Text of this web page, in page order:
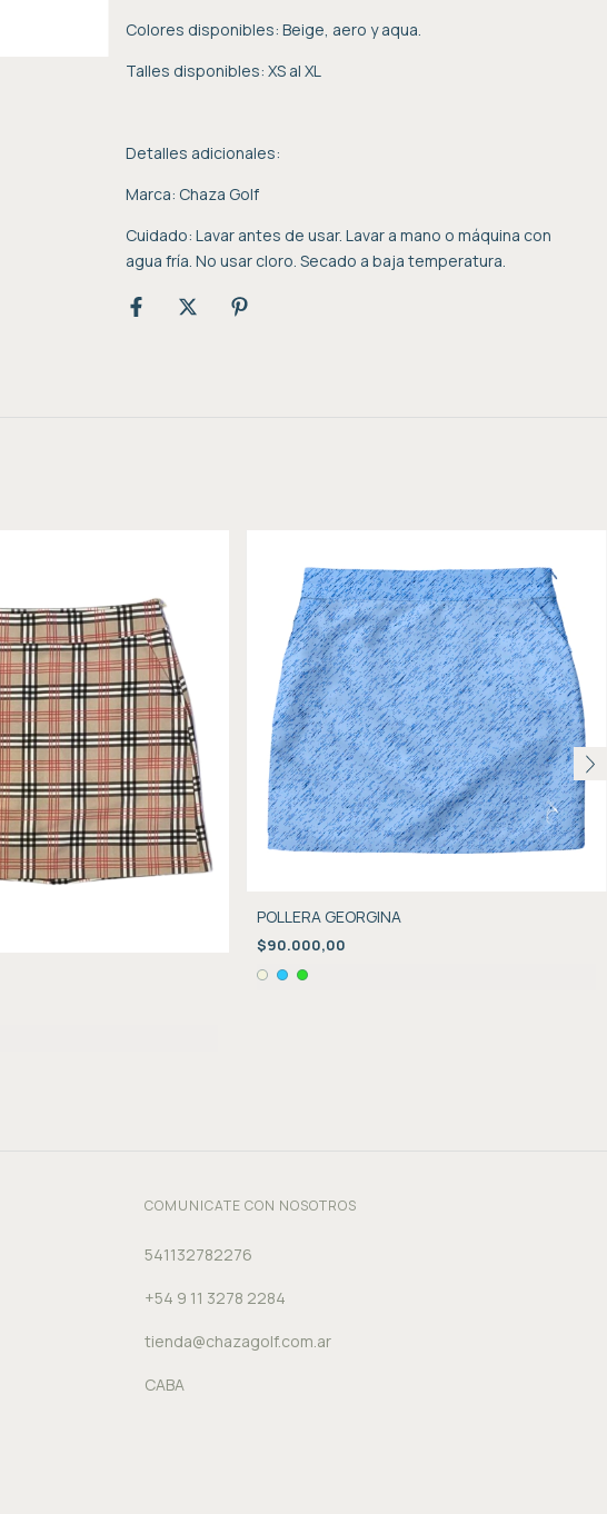
Colores disponibles: Beige, aero y aqua.
Talles disponibles: XS al XL
Detalles adicionales:
Marca: Chaza Golf
Cuidado: Lavar antes de usar. Lavar a mano o máquina con
agua fría. No usar cloro. Secado a baja temperatura.
POLLERA GEORGINA
$90.000,00
COMUNICATE CON NOSOTROS
541132782276
+54 9 11 3278 2284
tienda@chazagolf.com.ar
CABA